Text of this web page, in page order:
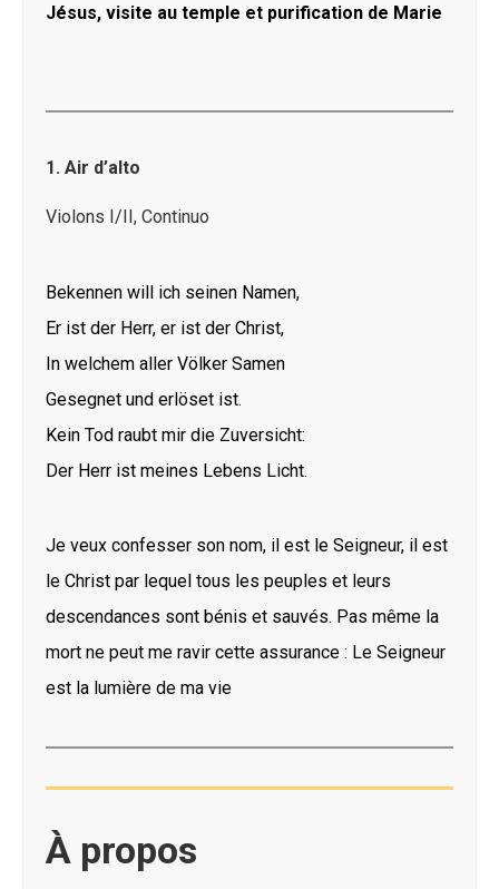
Jésus, visite au temple et purification de Marie
1. Air d’alto
Violons I/II, Continuo
Bekennen will ich seinen Namen,
Er ist der Herr, er ist der Christ,
In welchem aller Völker Samen
Gesegnet und erlöset ist.
Kein Tod raubt mir die Zuversicht:
Der Herr ist meines Lebens Licht.
Je veux confesser son nom, il est le Seigneur, il est
le Christ par lequel tous les peuples et leurs
descendances sont bénis et sauvés. Pas même la
mort ne peut me ravir cette assurance : Le Seigneur
est la lumière de ma vie
À propos